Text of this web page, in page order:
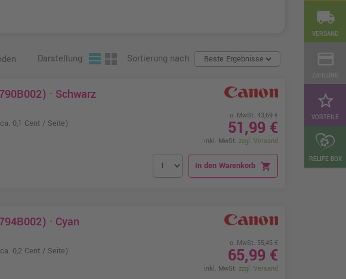
local_shipping
VERSAND
star_border
VORTEILE
RELIFE BOX
Darstellung: Sortierung nach:
· Schwarz
0,1 Cent / Seite)
o. MwSt. 43,69 €
51,99 €
inkl. MwSt. zzgl. Versand
In den Warenkorb shopping_cart
· Cyan
0,2 Cent / Seite)
o. MwSt. 55,45 €
65,99 €
inkl. MwSt. zzgl. Versand